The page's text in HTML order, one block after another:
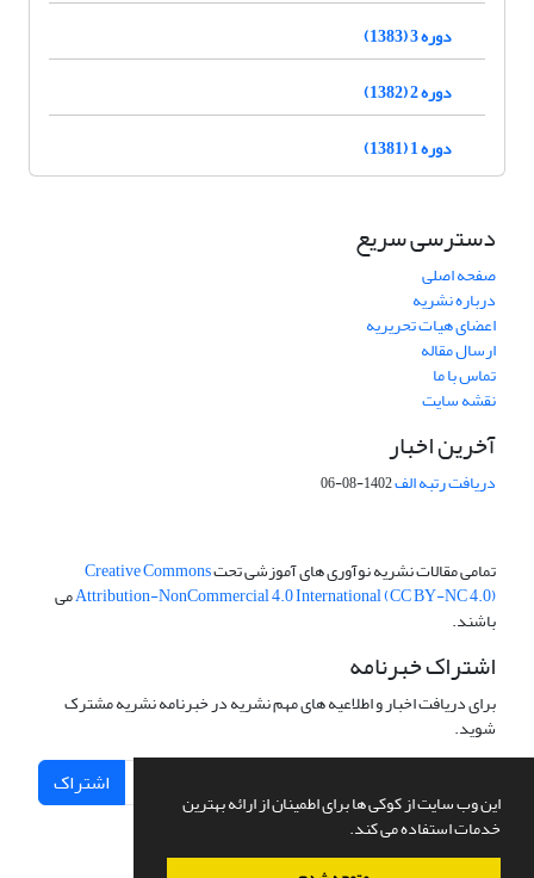
این وب سایت از کوکی ها برای اطمینان از ارائه بهترین
خدمات استفاده می کند.
دوره 3 (1383)
دوره 2 (1382)
دوره 1 (1381)
دسترسی سریع
صفحه اصلی
درباره نشریه
اعضای هیات تحریریه
ارسال مقاله
تماس با ما
نقشه سایت
آخرین اخبار
دریافت رتبه الف1402-08-06
تمامی مقالات نشریه نوآوری های آموزشی تحتCreative Commons
Attribution-NonCommercial 4.0 International (CC BY-NC 4.0)می
باشند.
اشتراک خبرنامه
برای دریافت اخبار و اطلاعیه های مهم نشریه در خبرنامه نشریه مشترک
شوید.
اشتراک